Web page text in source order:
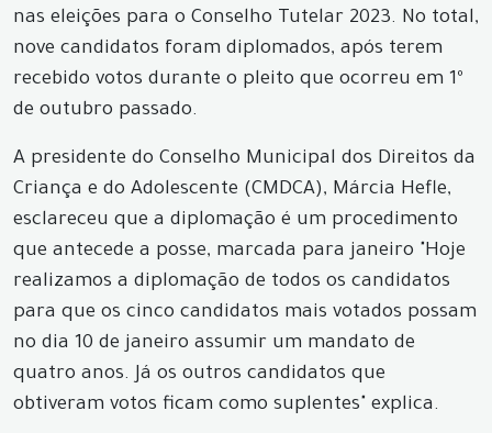
nas eleições para o Conselho Tutelar 2023. No total,
nove candidatos foram diplomados, após terem
recebido votos durante o pleito que ocorreu em 1º
de outubro passado.
A presidente do Conselho Municipal dos Direitos da
Criança e do Adolescente (CMDCA), Márcia Hefle,
esclareceu que a diplomação é um procedimento
que antecede a posse, marcada para janeiro "Hoje
realizamos a diplomação de todos os candidatos
para que os cinco candidatos mais votados possam
no dia 10 de janeiro assumir um mandato de
quatro anos. Já os outros candidatos que
obtiveram votos ficam como suplentes" explica.